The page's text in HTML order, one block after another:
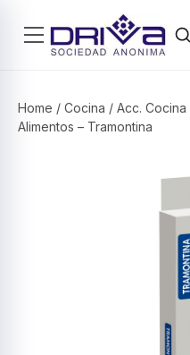
Home / Cocina / Acc. Cocina
Alimentos – Tramontina